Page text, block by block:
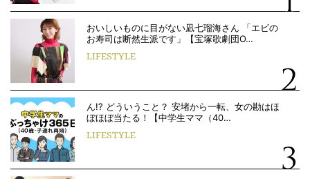
おいしいものに目がない凪七瑠海さん 「エビの
お寿司は断然生派です」【宝塚歌劇団O…
LIFESTYLE
ん!? どういうこと？ 安堵から一転、女の勘はほ
ぼほぼ当たる！【中学生ママ（40…
LIFESTYLE